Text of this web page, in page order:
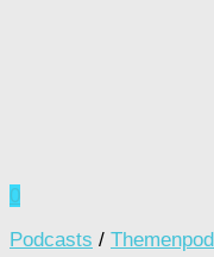
0
Podcasts /